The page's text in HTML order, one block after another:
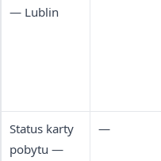
— Lublin
Status karty
pobytu —
—